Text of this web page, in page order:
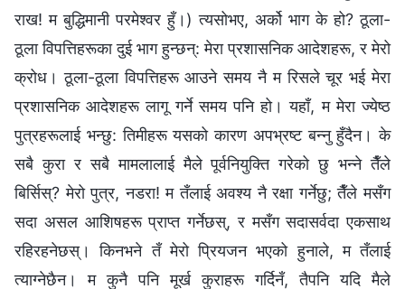
राख! म बुद्धिमानी परमेश्‍वर हुँ।) त्यसोभए, अर्को भाग के हो? ठूला-
ठूला विपत्तिहरूका दुई भाग हुन्छन्: मेरा प्रशासनिक आदेशहरू, र मेरो
क्रोध। ठूला-ठूला विपत्तिहरू आउने समय नै म रिसले चूर भई मेरा
प्रशासनिक आदेशहरू लागू गर्ने समय पनि हो। यहाँ, म मेरा ज्येष्ठ
पुत्रहरूलाई भन्छु: तिमीहरू यसको कारण अपभ्रष्ट बन्‍नु हुँदैन। के
सबै कुरा र सबै मामलालाई मैले पूर्वनियुक्ति गरेको छु भन्‍ने तैँले
बिर्सिस्? मेरो पुत्र, नडरा! म तँलाई अवश्य नै रक्षा गर्नेछु; तैँले मसँग
सदा असल आशिषहरू प्राप्त गर्नेछस्, र मसँग सदासर्वदा एकसाथ
रहिरहनेछस्। किनभने तँ मेरो प्रियजन भएको हुनाले, म तँलाई
त्याग्‍नेछैन। म कुनै पनि मूर्ख कुराहरू गर्दिनँ, तैपनि यदि मैले